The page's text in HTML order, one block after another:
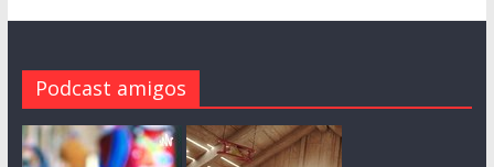
Podcast amigos